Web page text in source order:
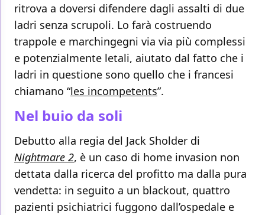
ritrova a doversi difendere dagli assalti di due
ladri senza scrupoli. Lo farà costruendo
trappole e marchingegni via via più complessi
e potenzialmente letali, aiutato dal fatto che i
ladri in questione sono quello che i francesi
chiamano “les incompetents”.
Nel buio da soli
Debutto alla regia del Jack Sholder di
Nightmare 2, è un caso di home invasion non
dettata dalla ricerca del profitto ma dalla pura
vendetta: in seguito a un blackout, quattro
pazienti psichiatrici fuggono dall’ospedale e